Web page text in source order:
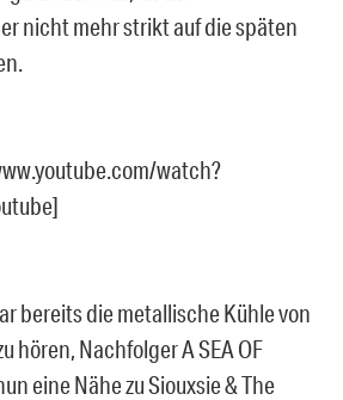
nicht mehr strikt auf die späten
watch?
bereits die metallische Kühle von
hören, Nachfolger A SEA OF
eine Nähe zu Siouxsie & The